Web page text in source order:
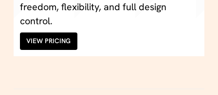
freedom, flexibility, and full design
control.
VIEW PRICING